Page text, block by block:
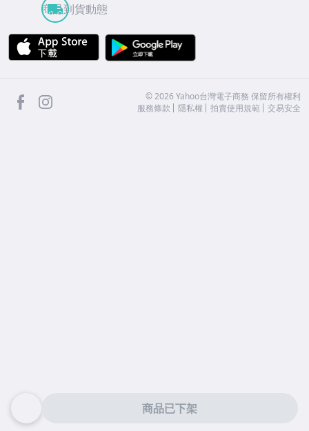
商品已下架
商品到貨動態
APP Store
facebook ©2026 Yahoo台灣電子商務 保留所有權利
服務條款
隱私權 拍賣使用規範 交易安全